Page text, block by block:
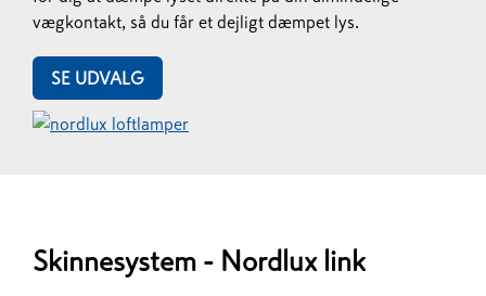
vægkontakt, så du får et dejligt dæmpet lys.
SE UDVALG
Skinnesystem - Nordlux link